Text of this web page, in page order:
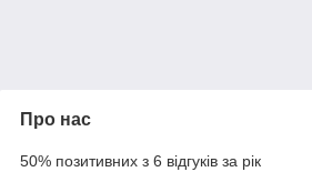
Про нас
50% позитивних з 6 відгуків за рік